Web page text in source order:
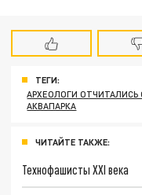
ТЕГИ:
АРХЕОЛОГИ
АКВАПАРКА
ЧИТАЙТЕ ТАКЖЕ:
Технофашисты XXI века